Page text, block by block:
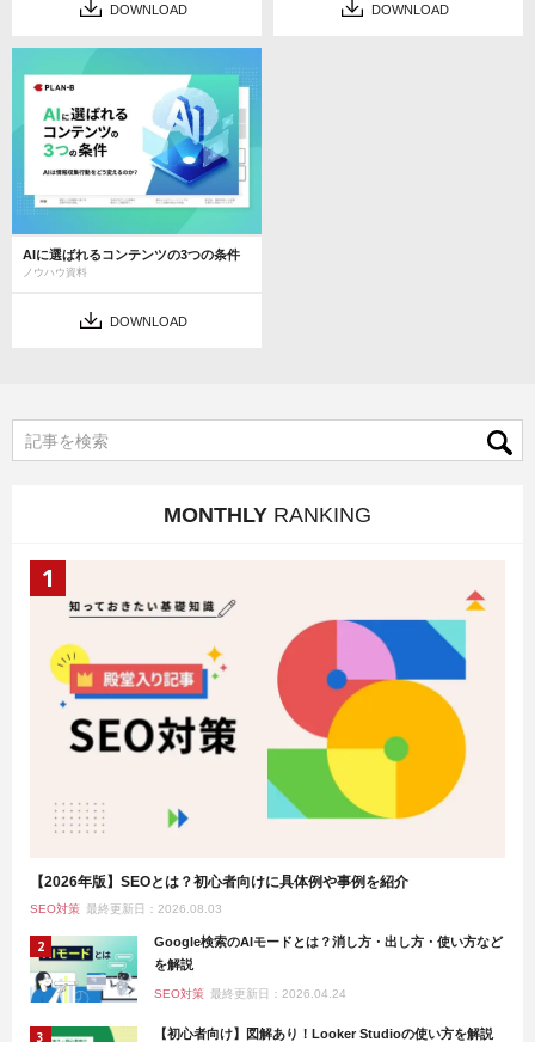
DOWNLOAD DOWNLOAD
AIに選ばれるコンテンツの3つの条件
ノウハウ資料
DOWNLOAD
MONTHLY RANKING
【2026年版】SEOとは？初心者向けに具体例や事例を紹介
SEO対策 最終更新日：2026.08.03
Google検索のAIモードとは？消し方・出し方・使い方など
を解説
SEO対策 最終更新日：2026.04.24
【初心者向け】図解あり！Looker Studioの使い方を解説